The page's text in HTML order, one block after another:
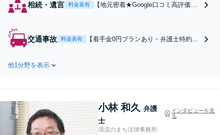
相続・遺言 料金表有
【地元密着★Google口コミ高評価】
さい。弁護士歴10年以上の実績で、
交通事故 料金表有
【着手金0円プランあり・弁護士特約対
はご相談ください【休日・夜間相談
他1分野を表示
小林 和久 弁護
士
インタビューを見
る
清流のまち法律事務所